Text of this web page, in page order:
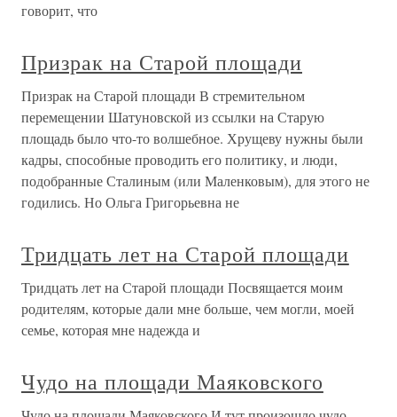
говорит, что
Призрак на Старой площади
Призрак на Старой площади В стремительном
перемещении Шатуновской из ссылки на Старую
площадь было что-то волшебное. Хрущеву нужны были
кадры, способные проводить его политику, и люди,
подобранные Сталиным (или Маленковым), для этого не
годились. Но Ольга Григорьевна не
Тридцать лет на Старой площади
Тридцать лет на Старой площади Посвящается моим
родителям, которые дали мне больше, чем могли, моей
семье, которая мне надежда и
Чудо на площади Маяковского